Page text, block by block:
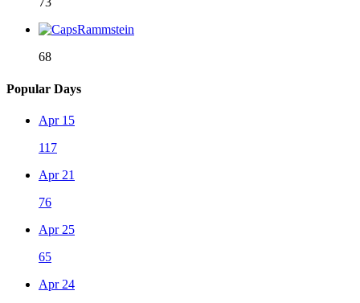
68
Popular Days
Apr 15
117
Apr 21
76
Apr 25
65
Apr 24